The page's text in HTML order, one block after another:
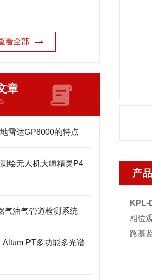
看全部
章
雷达GP8000的特点
绘无人机大疆精灵P4
气油气管道检测系统
PT多功能多光谱
产
KPL-
相位
路基